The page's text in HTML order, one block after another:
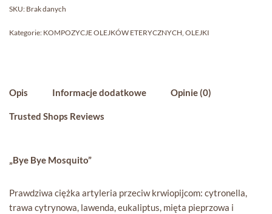
SKU: Brak danych
Kategorie: KOMPOZYCJE OLEJKÓW ETERYCZNYCH OLEJKI
Opis Informacje dodatkowe Opinie (0)
Trusted Shops Reviews
„Bye Bye Mosquito”
Prawdziwa ciężka artyleria przeciw krwiopijcom: cytronella,
trawa cytrynowa, lawenda, eukaliptus, mięta pieprzowa i